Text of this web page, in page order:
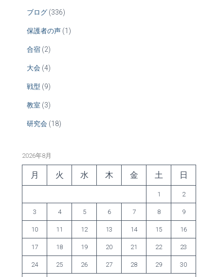
ブログ (336)
保護者の声 (1)
合宿 (2)
大会 (4)
戦型 (9)
教室 (3)
研究会 (18)
2026年8月
月 火 水 木 金 土 日
1 2
3 4 5 6 7 8 9
10 11 12 13 14 15 16
17 18 19 20 21 22 23
24 25 26 27 28 29 30